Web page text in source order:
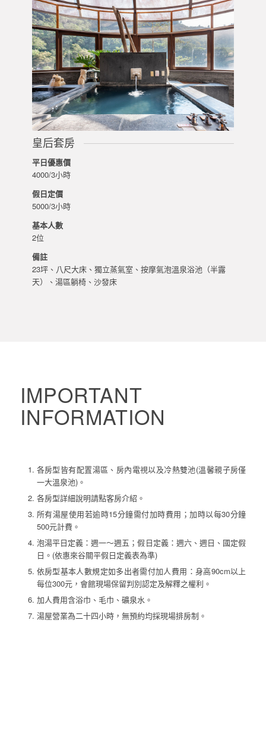
皇后套房
平日優惠價
4000/3小時
假日定價
5000/3小時
基本人數
2位
備註
23坪、八尺大床、獨立蒸氣室、按摩氣泡溫泉浴池（半露
天）、湯區躺椅、沙發床
IMPORTANT
INFORMATION
各房型皆有配置湯區、房內電視以及冷熱雙池(溫馨親子房僅
一大溫泉池)。
各房型詳細說明請點客房介紹。
所有湯屋使用若逾時15分鐘需付加時費用；加時以每30分鐘
500元計費。
泡湯平日定義：週一～週五；假日定義：週六、週日、國定假
日。(依惠來谷關平假日定義表為準)
依房型基本人數規定如多出者需付加人費用：身高90cm以上
每位300元，會館現場保留判別認定及解釋之權利。
加人費用含浴巾、毛巾、礦泉水。
湯屋營業為二十四小時，無預約均採現場排房制。